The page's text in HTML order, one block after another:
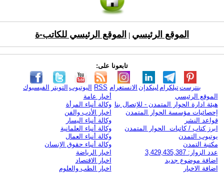
الموقع الرئيسي الموقع الرئيسي للكاتب-ة
تابعونا على:
الفيسبوك التويتر اليوتيوب RSS الانستغرام لينكدإن تيلكرامبنترست
الموقع الرئيسي
هيئة ادارة الحوار المتمدن - للإتصال بنا
إحصائيات مؤسسة الحوار المتمدن
قواعد النشر
ابرز كتاب / كاتبات الحوار المتمدن
يوتيوب التمدن
مكتبة التمدن
عدد الزوار: 3,429,435,387
اضافة موضوع جديد
اضافة الاخبار
أخبار عامة
وكالة أنباء المرأة
اخبار الأدب والفن
وكالة أنباء اليسار
وكالة أنباء العلمانية
وكالة أنباء العمال
وكالة أنباء حقوق الإنسان
اخبار الرياضة
اخبار الاقتصاد
اخبار الطب والعلوم